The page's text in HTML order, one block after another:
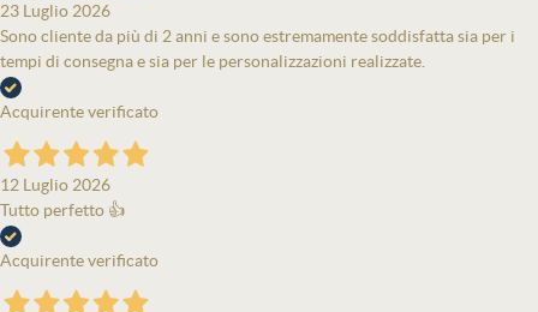
23 Luglio 2026
Sono cliente da più di 2 anni e sono estremamente soddisfatta sia per i
tempi di consegna e sia per le personalizzazioni realizzate.
Acquirente verificato
12 Luglio 2026
Tutto perfetto 👍
Acquirente verificato